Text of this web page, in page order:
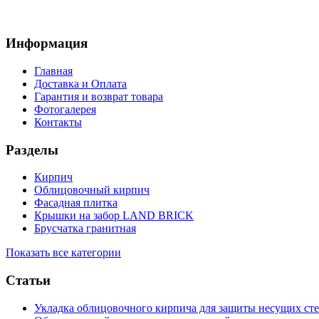
Информация
Главная
Доставка и Оплата
Гарантия и возврат товара
Фотогалерея
Контакты
Разделы
Кирпич
Облицовочный кирпич
Фасадная плитка
Крышки на забор LAND BRICK
Брусчатка гранитная
Показать все категории
Статьи
Укладка облицовочного кирпича для защиты несущих